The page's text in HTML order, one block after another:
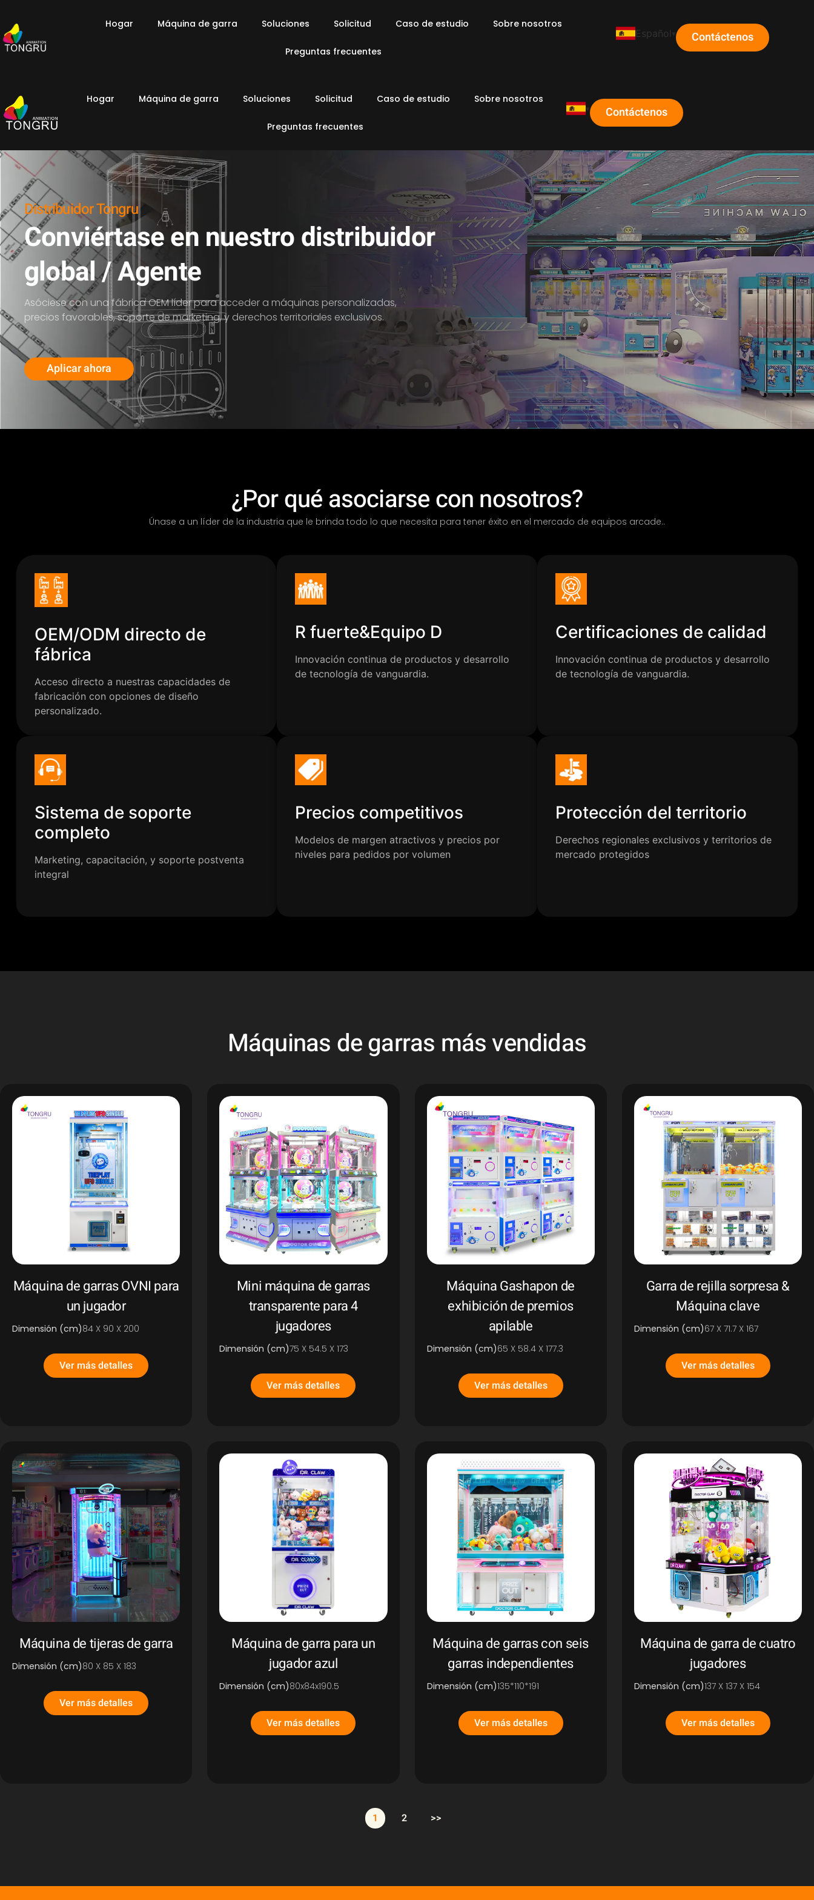
Hogar Máquina de garra Soluciones Solicitud Caso de estudio Sobre nosotros
Preguntas frecuentes
Español Contáctenos
Hogar Máquina de garra Soluciones Solicitud Caso de estudio Sobre nosotros
Preguntas frecuentes
Contáctenos
Distribuidor Tongru
Conviértase en nuestro distribuidor
global / Agente
Asóciese con una fábrica OEM líder para acceder a máquinas personalizadas,
precios favorables, soporte de marketing, y derechos territoriales exclusivos.
Aplicar ahora
¿Por qué asociarse con nosotros?
Únase a un líder de la industria que le brinda todo lo que necesita para tener éxito en el mercado de equipos arcade..
OEM/ODM directo de
fábrica
Acceso directo a nuestras capacidades de
fabricación con opciones de diseño
personalizado.
R fuerte&Equipo D
Innovación continua de productos y desarrollo
de tecnología de vanguardia.
Certificaciones de calidad
Innovación continua de productos y desarrollo
de tecnología de vanguardia.
Sistema de soporte
completo
Marketing, capacitación, y soporte postventa
integral
Precios competitivos
Modelos de margen atractivos y precios por
niveles para pedidos por volumen
Protección del territorio
Derechos regionales exclusivos y territorios de
mercado protegidos
Máquinas de garras más vendidas
Máquina de garras OVNI para
un jugador
Dimensión (cm)84 X 90 X 200
Ver más detalles
Mini máquina de garras
transparente para 4
jugadores
Dimensión (cm)75 X 54.5 X 173
Ver más detalles
Máquina Gashapon de
exhibición de premios
apilable
Dimensión (cm)65 X 58.4 X 177.3
Ver más detalles
Garra de rejilla sorpresa &
Máquina clave
Dimensión (cm)67 X 71.7 X 167
Ver más detalles
Máquina de tijeras de garra
Dimensión (cm)80 X 85 X 183
Ver más detalles
Máquina de garra para un
jugador azul
Dimensión (cm)80x84x190.5
Ver más detalles
Máquina de garras con seis
garras independientes
Dimensión (cm)135*110*191
Ver más detalles
Máquina de garra de cuatro
jugadores
Dimensión (cm)137 X 137 X 154
Ver más detalles
1 2 >>